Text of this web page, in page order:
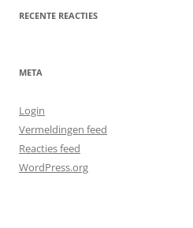
RECENTE REACTIES
META
Login
Vermeldingen feed
Reacties feed
WordPress.org